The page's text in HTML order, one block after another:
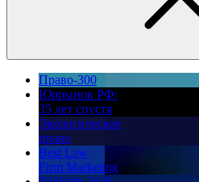
Право-300
Юррынок РФ:
35 лет спустя
Экологическое
право
Best Law
Firm Marketing